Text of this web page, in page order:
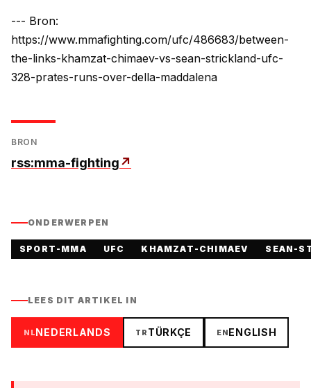
--- Bron:
https://www.mmafighting.com/ufc/486683/between-
the-links-khamzat-chimaev-vs-sean-strickland-ufc-
328-prates-runs-over-della-maddalena
BRON
rss:mma-fighting↗
ONDERWERPEN
SPORT-MMA UFC KHAMZAT-CHIMAEV SEAN-
LEES DIT ARTIKEL IN
NLNEDERLANDS TR TÜRKÇE ENENGLISH